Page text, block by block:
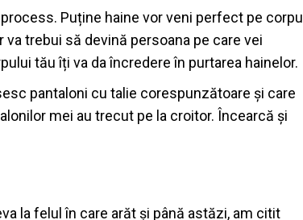
Puține haine vor veni perfect pe corpul
trebui să devină persoana pe care vei
tău îți va da încredere în purtarea hainelor.
pantaloni cu talie corespunzătoare și care
mei au trecut pe la croitor. Încearcă și
la felul în care arăt și până astăzi, am citit